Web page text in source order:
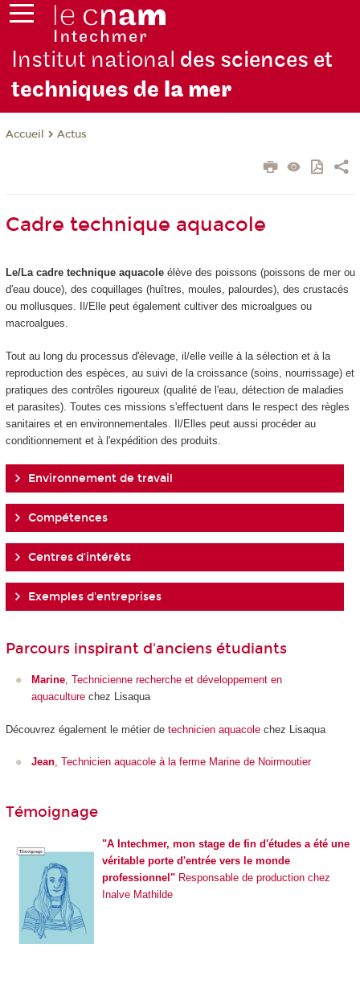
Institut national des sciences et
techniques de la mer
Accueil Actus
Cadre technique aquacole
Le/La cadre technique aquacole élève des poissons (poissons de mer ou
d'eau douce), des coquillages (huîtres, moules, palourdes), des crustacés
ou mollusques. Il/Elle peut également cultiver des microalgues ou
macroalgues.
Tout au long du processus d'élevage, il/elle veille à la sélection et à la
reproduction des espèces, au suivi de la croissance (soins, nourrissage) et
pratiques des contrôles rigoureux (qualité de l'eau, détection de maladies
et parasites). Toutes ces missions s'effectuent dans le respect des règles
sanitaires et en environnementales. Il/Elles peut aussi procéder au
conditionnement et à l'expédition des produits.
Environnement de travail
Compétences
Centres d'intérêts
Exemples d'entreprises
Parcours inspirant d'anciens étudiants
Marine, Technicienne recherche et développement en
aquaculture chez Lisaqua
Découvrez également le métier de technicien aquacole chez Lisaqua
Jean, Technicien aquacole à la ferme Marine de Noirmoutier
Témoignage
"A Intechmer, mon stage de fin d'études a été une
véritable porte d'entrée vers le monde
professionnel" Responsable de production chez
Inalve Mathilde